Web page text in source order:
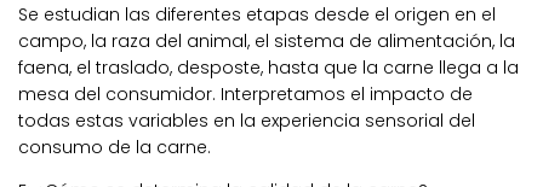
Se estudian las diferentes etapas desde el origen en el
campo, la raza del animal, el sistema de alimentación, la
faena, el traslado, desposte, hasta que la carne llega a la
mesa del consumidor. Interpretamos el impacto de
todas estas variables en la experiencia sensorial del
consumo de la carne.